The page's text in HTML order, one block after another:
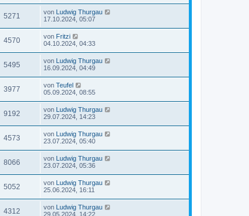
5271 von Ludwig Thurgau
17.10.2024, 05:07
4570 von Fritzi
04.10.2024, 04:33
5495 von Ludwig Thurgau
16.09.2024, 04:49
3977 von Teufel
05.09.2024, 08:55
9192 von Ludwig Thurgau
29.07.2024, 14:23
4573 von Ludwig Thurgau
23.07.2024, 05:40
8066 von Ludwig Thurgau
23.07.2024, 05:36
5052 von Ludwig Thurgau
25.06.2024, 16:11
4312 von Ludwig Thurgau
29.05.2024, 14:22